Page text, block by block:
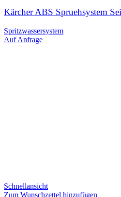
Kärcher ABS Spruehsystem
Spritzwassersystem
Auf Anfrage
Schnellansicht
Zum Wunschzettel hinzufügen